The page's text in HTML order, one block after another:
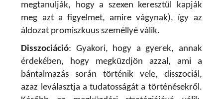
megtanulják, hogy a szexen keresztül kapják
meg azt a figyelmet, amire vágynak), így az
áldozat promiszkuus személlyé válik.
Disszociáció: Gyakori, hogy a gyerek, annak
érdekében, hogy megküzdjön azzal, ami a
bántalmazás során történik vele, disszociál,
azaz leválasztja a tudatosságát a történésekről.